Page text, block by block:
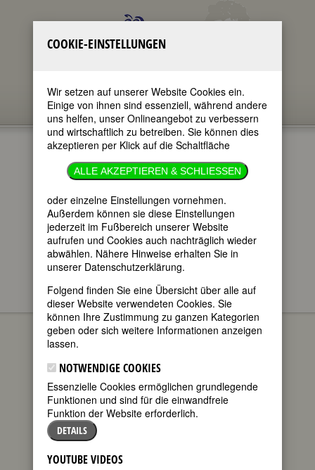
GEDENKTAGE
26.4.2022
im ganzen Text
nur in Titeln
Hier finden Sie - im täglichen Wechsel -
die aktuellen Gedenktage bedeutender
Frauen. Wenn Sie mehr über diese
Frauen wissen möchten oder sich über
kommende Gedenktage informieren
wollen, empfehlen wir Ihnen die
FemBio-Datenbank.
Zum heutigen Datum passen 40
Geburtstage
COOKIE-EINSTELLUNGEN
Wir setzen auf unserer Website Cookies ein.
Einige von ihnen sind essenziell, während andere
uns helfen, unser Onlineangebot zu verbessern
und wirtschaftlich zu betreiben. Sie können dies
akzeptieren per Klick auf die Schaltfläche
ALLE AKZEPTIEREN & SCHLIESSEN
oder einzelne Einstellungen vornehmen.
Außerdem können sie diese Einstellungen
jederzeit im Fußbereich unserer Website
aufrufen und Cookies auch nachträglich wieder
abwählen. Nähere Hinweise erhalten Sie in
unserer Datenschutzerklärung.
Folgend finden Sie eine Übersicht über alle auf
dieser Website verwendeten Cookies. Sie
können Ihre Zustimmung zu ganzen Kategorien
geben oder sich weitere Informationen anzeigen
lassen.
NOTWENDIGE COOKIES
Essenzielle Cookies ermöglichen grundlegende
Funktionen und sind für die einwandfreie
Funktion der Website erforderlich.
DETAILS
YOUTUBE VIDEOS